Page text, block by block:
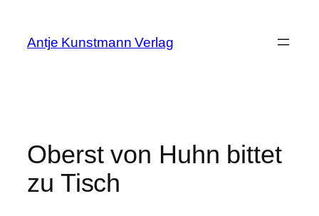
springen
Antje Kunstmann Verlag
Oberst von Huhn bittet
zu Tisch